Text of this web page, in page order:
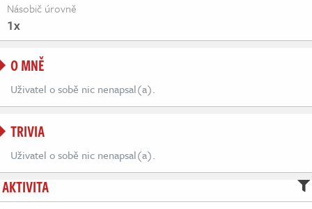
Násobič úrovně
1x
O MNĚ
Uživatel o sobě nic nenapsal(a).
TRIVIA
Uživatel o sobě nic nenapsal(a).
AKTIVITA